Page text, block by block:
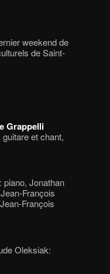
weekend de
de Saint-
Grappelli
et chant,
Jonathan
François
François
Oleksiak: